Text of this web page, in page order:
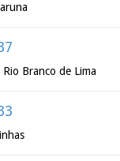
Rio Branco de Lima